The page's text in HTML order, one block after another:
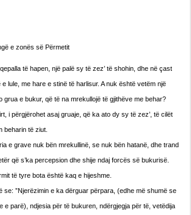
e zonës së Përmetit
të hapen, një palë sy të zez’ të shohin, dhe në çast
lule, me hare e stinë të harlisur. A nuk është vetëm një
grua e bukur, që të na mrekullojë të gjithëve me behar?
i përgjërohet asaj gruaje, që ka ato dy sy të zez’, të cilët
beharin të ziut.
e grave nuk bën mrekullinë, se nuk bën hatanë, dhe trand
që s’ka percepsion dhe shije ndaj forcës së bukurisë.
të tyre bota është kaq e hijeshme.
se: ”Njerëzimin e ka dërguar përpara, (edhe më shumë se
e parë), ndjesia për të bukuren, ndërgjegja për të, vetëdija